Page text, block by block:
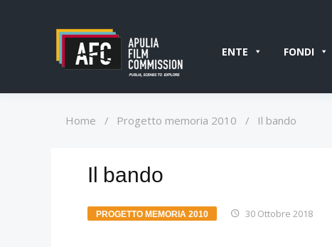
ENTE FONDI
Home / Progetto memoria 2010 / Il bando
Il bando
PROGETTO MEMORIA 2010 30 Ottobre 2018